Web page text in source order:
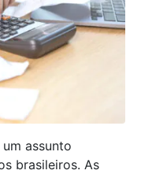
assunto
brasileiros. As